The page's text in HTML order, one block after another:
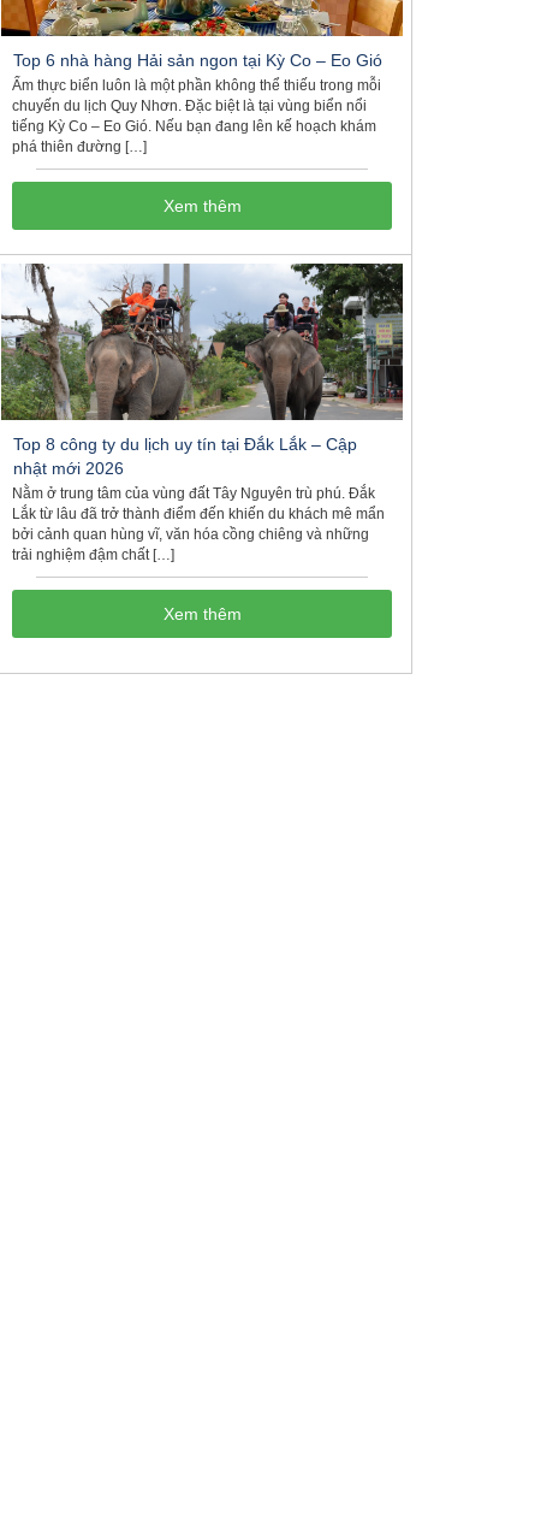
Top 6 nhà hàng Hải sản ngon tại Kỳ Co – Eo Gió
Ẩm thực biển luôn là một phần không thể thiếu trong mỗi
chuyến du lịch Quy Nhơn. Đặc biệt là tại vùng biển nổi
tiếng Kỳ Co – Eo Gió. Nếu bạn đang lên kế hoạch khám
phá thiên đường […]
Top 8 công ty du lịch uy tín tại Đắk Lắk – Cập
nhật mới 2026
Nằm ở trung tâm của vùng đất Tây Nguyên trù phú. Đắk
Lắk từ lâu đã trở thành điểm đến khiến du khách mê mẩn
bởi cảnh quan hùng vĩ, văn hóa cồng chiêng và những
trải nghiệm đậm chất […]